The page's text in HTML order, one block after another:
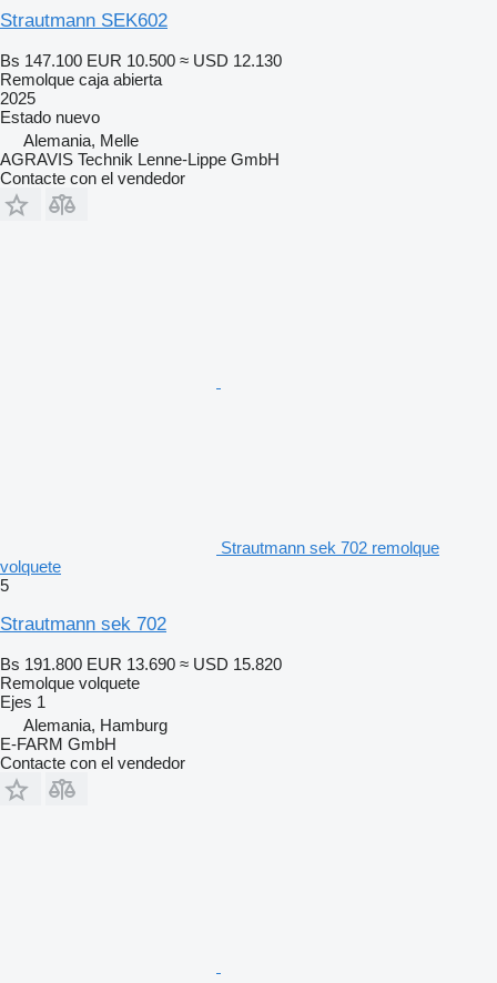
Strautmann SEK602
Bs 147.100 EUR 10.500 ≈ USD 12.130
Remolque caja abierta
2025
Estado nuevo
Alemania, Melle
AGRAVIS Technik Lenne-Lippe GmbH
Contacte con el vendedor
Strautmann sek 702 remolque
volquete
5
Strautmann sek 702
Bs 191.800 EUR 13.690 ≈ USD 15.820
Remolque volquete
Ejes 1
Alemania, Hamburg
E-FARM GmbH
Contacte con el vendedor